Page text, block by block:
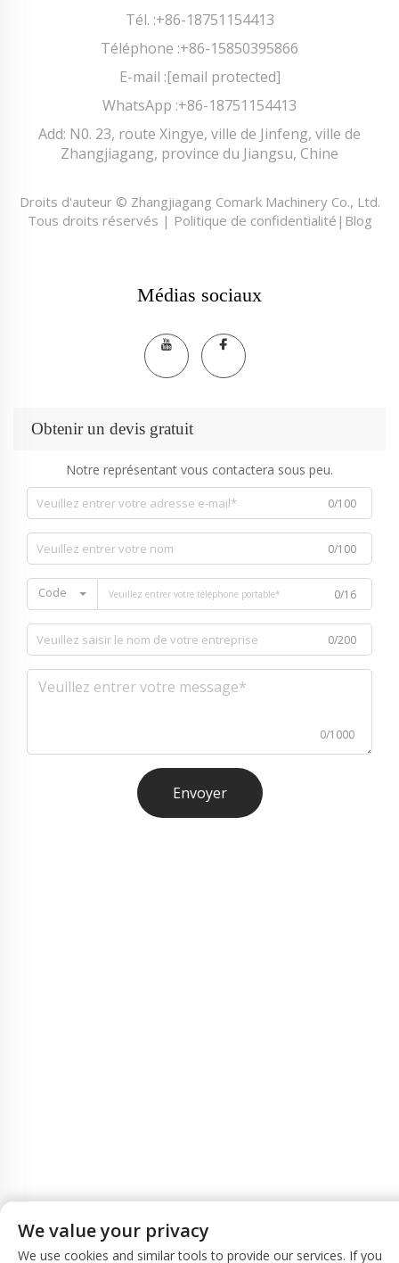
Tél. :+86-18751154413
Téléphone :+86-15850395866
E-mail :[email protected]
WhatsApp :+86-18751154413
Add: N0. 23, route Xingye, ville de Jinfeng, ville de
Zhangjiagang, province du Jiangsu, Chine
Droits d'auteur © Zhangjiagang Comark Machinery Co., Ltd.
Tous droits réservés | Politique de confidentialité | Blog
Médias sociaux
Obtenir un devis gratuit
Notre représentant vous contactera sous peu.
0/100
0/100
Code 0/16
0/200
0/1000
Envoyer
We value your privacy
We use cookies and similar tools to provide our services. If you